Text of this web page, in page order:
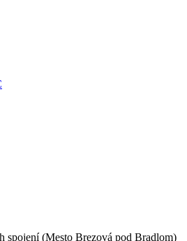
spojení (Mesto Brezová pod Bradlom)